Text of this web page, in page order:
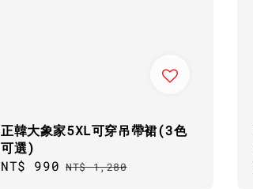
正韓大象家5XL可穿吊帶裙(3色
可選)
Sale
NT$ 990 Regular
NT$ 1,280